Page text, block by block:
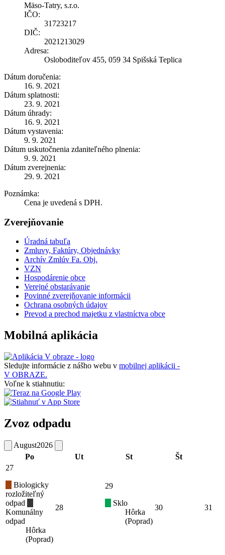
Mäso-Tatry, s.r.o.
IČO:
31723217
DIČ:
2021213029
Adresa:
Osloboditeľov 455, 059 34 Spišská Teplica
Dátum doručenia:
16. 9. 2021
Dátum splatnosti:
23. 9. 2021
Dátum úhrady:
16. 9. 2021
Dátum vystavenia:
9. 9. 2021
Dátum uskutočnenia zdaniteľného plnenia:
9. 9. 2021
Dátum zverejnenia:
29. 9. 2021
Poznámka:
Cena je uvedená s DPH.
Zverejňovanie
Úradná tabuľa
Zmluvy, Faktúry, Objednávky
Archív Zmlúv Fa. Obj.
VZN
Hospodárenie obce
Verejné obstarávanie
Povinné zverejňovanie informácii
Ochrana osobných údajov
Prevod a prechod majetku z vlastníctva obce
Mobilná aplikácia
Sledujte informácie z nášho webu v mobilnej aplikácii -
V OBRAZE.
Voľne k stiahnutiu:
Zvoz odpadu
August2026
Po
Ut St Št
27
Biologicky
rozložiteľný
odpad
Komunálny
odpad
Hôrka
(Poprad)
28
29
Sklo
Hôrka
(Poprad)
30 31